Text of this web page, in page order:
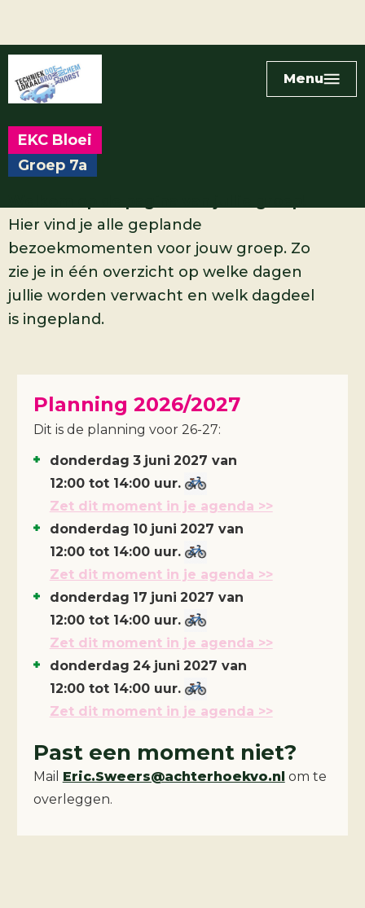
Menu
EKC Bloei
Groep 7a
Hier vind je alle geplande
bezoekmomenten voor jouw groep. Zo
zie je in één overzicht op welke dagen
jullie worden verwacht en welk dagdeel
is ingepland.
Planning 2026/2027
Dit is de planning voor 26-27:
donderdag 3 juni 2027 van
12:00 tot 14:00 uur.
Zet dit moment in je agenda >>
donderdag 10 juni 2027 van
12:00 tot 14:00 uur.
Zet dit moment in je agenda >>
donderdag 17 juni 2027 van
12:00 tot 14:00 uur.
Zet dit moment in je agenda >>
donderdag 24 juni 2027 van
12:00 tot 14:00 uur.
Zet dit moment in je agenda >>
Past een moment niet?
Mail Eric.Sweers@achterhoekvo.nl om te
overleggen.